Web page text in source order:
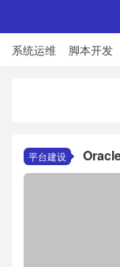
系统运维 脚本开发
平台建设